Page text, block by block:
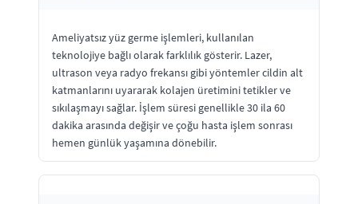
Ameliyatsız yüz germe işlemleri, kullanılan
teknolojiye bağlı olarak farklılık gösterir. Lazer,
ultrason veya radyo frekansı gibi yöntemler cildin alt
katmanlarını uyararak kolajen üretimini tetikler ve
sıkılaşmayı sağlar. İşlem süresi genellikle 30 ila 60
dakika arasında değişir ve çoğu hasta işlem sonrası
hemen günlük yaşamına dönebilir.